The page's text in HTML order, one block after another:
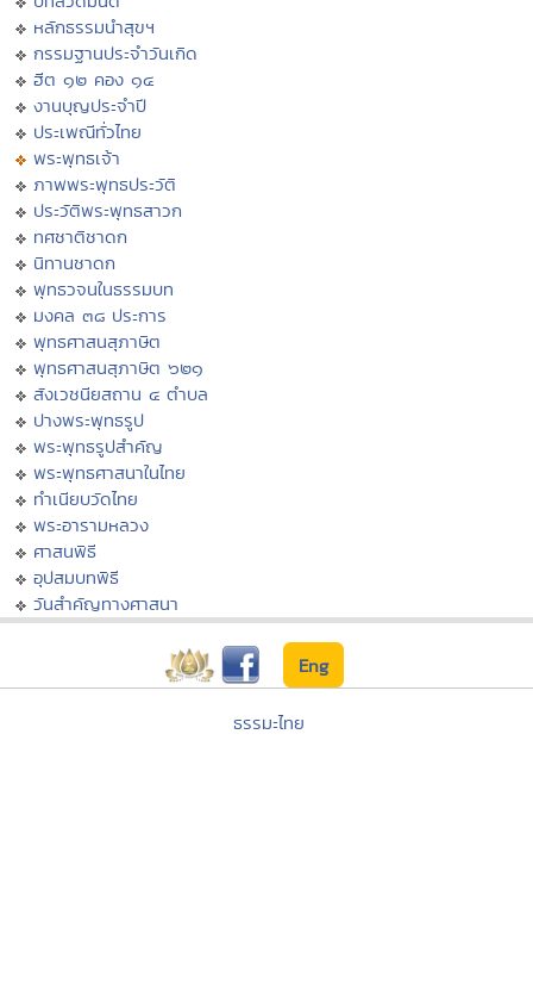
หลักธรรมนำสุขฯ
กรรมฐานประจำวันเกิด
ฮีต ๑๒ คอง ๑๔
งานบุญประจำปี
ประเพณีทั่วไทย
พระพุทธเจ้า
ภาพพระพุทธประวัติ
ประวัติพระพุทธสาวก
ทศชาติชาดก
นิทานชาดก
พุทธวจนในธรรมบท
มงคล ๓๘ ประการ
พุทธศาสนสุภาษิต
พุทธศาสนสุภาษิต ๖๒๑
สังเวชนียสถาน ๔ ตำบล
ปางพระพุทธรูป
พระพุทธรูปสำคัญ
พระพุทธศาสนาในไทย
ทำเนียบวัดไทย
พระอารามหลวง
ศาสนพิธี
อุปสมบทพิธี
วันสำคัญทางศาสนา
Eng
ธรรมะไทย